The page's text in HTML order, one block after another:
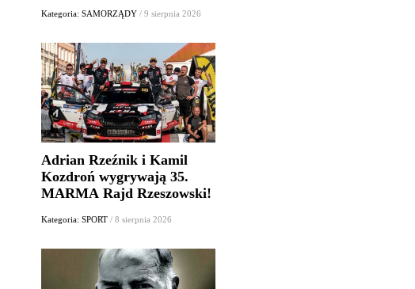
Kategoria: SAMORZĄDY / 9 sierpnia 2026
Adrian Rzeźnik i Kamil
Kozdroń wygrywają 35.
MARMA Rajd Rzeszowski!
Kategoria: SPORT / 8 sierpnia 2026